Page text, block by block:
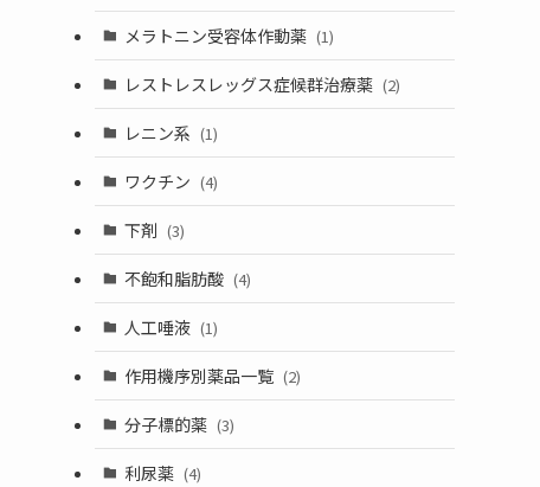
メラトニン受容体作動薬 (1)
レストレスレッグス症候群治療薬 (2)
レニン系 (1)
ワクチン (4)
下剤 (3)
不飽和脂肪酸 (4)
人工唾液 (1)
作用機序別薬品一覧 (2)
分子標的薬 (3)
利尿薬 (4)